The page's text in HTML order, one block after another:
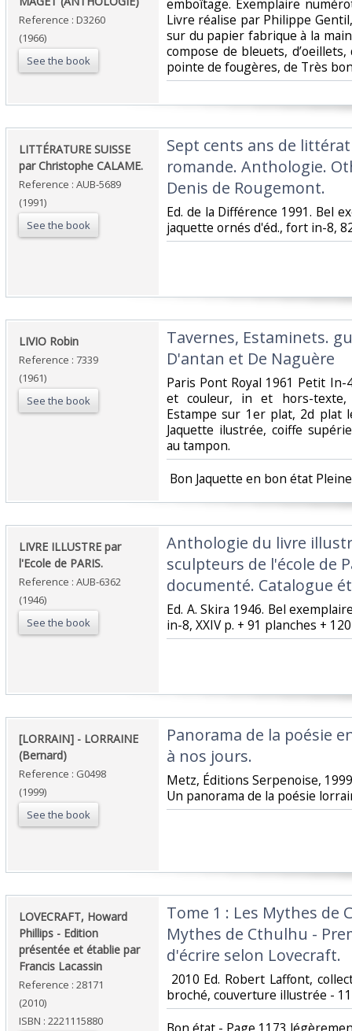
Reference : D3260
(1966)
See the book
emboîtage. Exemplaire
Livre réalise par Philippe
sur du papier fabrique à la
compose de bleuets,
pointe de fougères, de Très
‎LITTÉRATURE SUISSE
par Christophe CALAME.‎
Reference : AUB-5689
(1991)
See the book
‎Sept cents ans de
romande. Anthologie.
Denis de Rougemont.‎
‎Ed. de la Différence 1991. Bel
jaquette ornés d'éd., fort in-8,
‎LIVIO Robin‎
Reference : 7339
(1961)
See the book
‎Tavernes, Estaminets.
D'antan et De Naguère‎
‎Paris Pont Royal 1961 Petit
et couleur, in et hors-texte,
Estampe sur 1er plat, 2d plat
Jaquette ilustrée, coiffe
au tampon.‎
Bon Jaquette en bon état
‎LIVRE ILLUSTRE par
l'Ecole de PARIS.‎
Reference : AUB-6362
(1946)
See the book
‎Anthologie du livre
sculpteurs de l'école de
documenté. Catalogue
‎Ed. A. Skira 1946. Bel
in-8, XXIV p. + 91 planches +
‎[LORRAIN] - LORRAINE
(Bernard)‎
Reference : G0498
(1999)
See the book
‎Panorama de la poésie
à nos jours. ‎
‎Metz, Éditions Serpenoise,
Un panorama de la poésie
‎LOVECRAFT, Howard
Phillips - Edition
présentée et établie par
Francis Lacassin ‎
Reference : 28171
(2010)
ISBN : 2221115880
‎Tome 1 : Les Mythes de
Mythes de Cthulhu -
d'écrire selon Lovecraft.‎
2010 Ed. Robert Laffont,
broché, couverture illustrée -